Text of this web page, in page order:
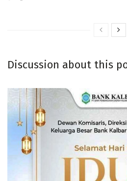
Discussion about this